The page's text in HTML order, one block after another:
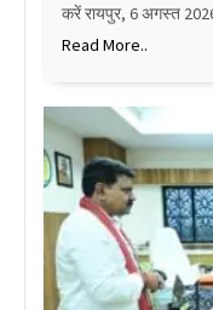
करें रायपुर, 6 अगस्त
Read More..